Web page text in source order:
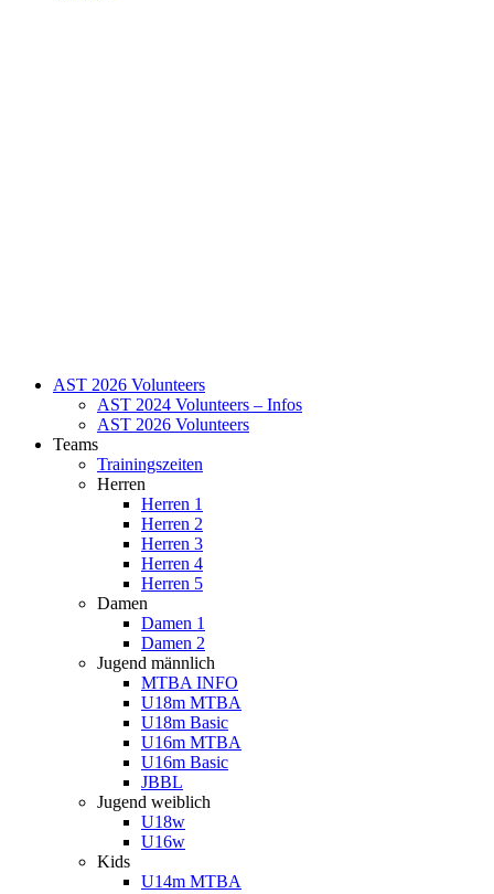
AST 2026 Volunteers
AST 2024 Volunteers – Infos
AST 2026 Volunteers
Teams
Trainingszeiten
Herren
Herren 1
Herren 2
Herren 3
Herren 4
Herren 5
Damen
Damen 1
Damen 2
Jugend männlich
MTBA INFO
U18m MTBA
U18m Basic
U16m MTBA
U16m Basic
JBBL
Jugend weiblich
U18w
U16w
Kids
U14m MTBA